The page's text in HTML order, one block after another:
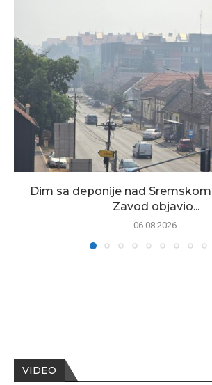
Dim sa deponije nad
Zavod objavio...
06.08.2026.
VIDEO